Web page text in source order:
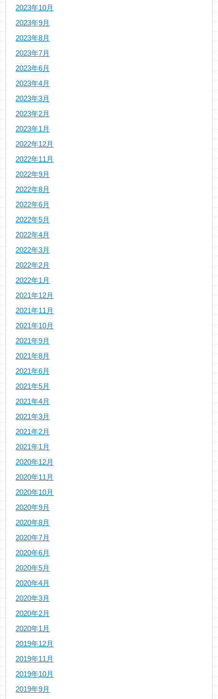
2023年10月
2023年9月
2023年8月
2023年7月
2023年6月
2023年4月
2023年3月
2023年2月
2023年1月
2022年12月
2022年11月
2022年9月
2022年8月
2022年6月
2022年5月
2022年4月
2022年3月
2022年2月
2022年1月
2021年12月
2021年11月
2021年10月
2021年9月
2021年8月
2021年6月
2021年5月
2021年4月
2021年3月
2021年2月
2021年1月
2020年12月
2020年11月
2020年10月
2020年9月
2020年8月
2020年7月
2020年6月
2020年5月
2020年4月
2020年3月
2020年2月
2020年1月
2019年12月
2019年11月
2019年10月
2019年9月